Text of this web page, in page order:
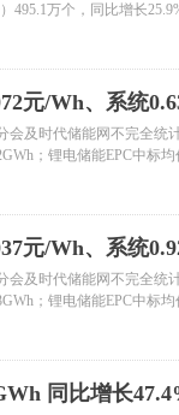
495.1万个，同比增长
达到1.51亿千伏安。
元/Wh、系统
及时代储能网不完全统
；锂电储能EPC中标
元/Wh、系统
及时代储能网不完全统
；锂电储能EPC中标
同比增长